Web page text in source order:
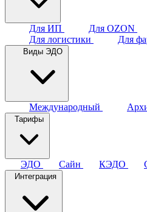
Для ИП Для OZON
Для логистики
Для
Виды ЭДО
Международный
Тарифы
ЭДО Сайн КЭДО
Интеграция